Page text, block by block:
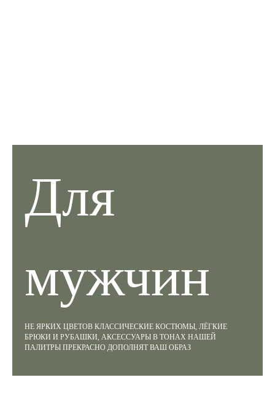
Для
мужчин
НЕ ЯРКИХ ЦВЕТОВ КЛАССИЧЕСКИЕ КОСТЮМЫ, ЛЁГКИЕ
БРЮКИ И РУБАШКИ, АКСЕССУАРЫ В ТОНАХ НАШЕЙ
ПАЛИТРЫ ПРЕКРАСНО ДОПОЛНЯТ ВАШ ОБРАЗ